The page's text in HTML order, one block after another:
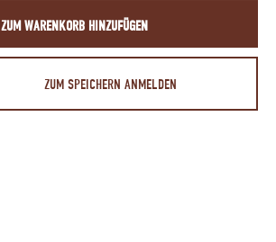
ZUM WARENKORB HINZUFÜGEN
ZUM SPEICHERN ANMELDEN